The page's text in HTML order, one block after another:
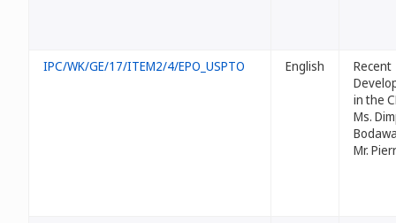
IPC/WK/GE/17/ITEM2/4/EPO_USPTO English
Recent
in the
Ms.
Mr.